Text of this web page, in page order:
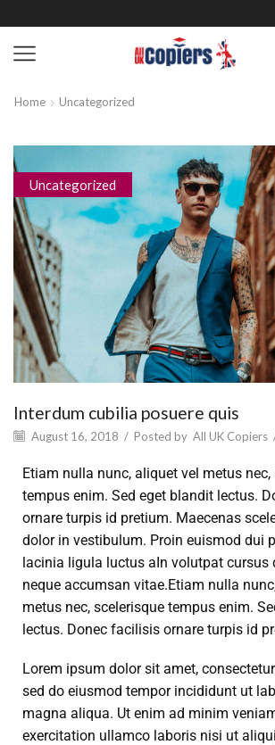
Home Uncategorized
Uncategorized
Interdum cubilia posuere quis
August 16, 2018 / Posted by All UK Copiers
Etiam nulla nunc, aliquet vel metus nec,
tempus enim. Sed eget blandit lectus.
ornare turpis id pretium. Maecenas
dolor in vestibulum. Proin euismod dui
lacinia ligula luctus aIn volutpat cursus
neque accumsan vitae.Etiam nulla
metus nec, scelerisque tempus enim.
lectus. Donec facilisis ornare turpis id
Lorem ipsum dolor sit amet,
sed do eiusmod tempor incididunt ut
magna aliqua. Ut enim ad minim
exercitation ullamco laboris nisi ut